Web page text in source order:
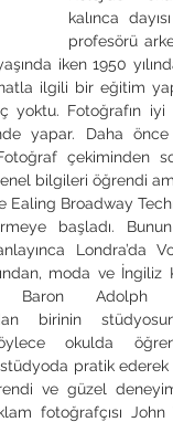
kalınca
profesörü
iken 1950
ilgili bir eğitim
yoktu. Fotoğrafın
yapar. Daha
çekiminden
bilgileri öğrendi
başladı.
anlayınca Londra’da
moda ve İngiliz
Baron Adolph
birinin
okulda
pratik ederek
ve güzel
fotoğrafçısı